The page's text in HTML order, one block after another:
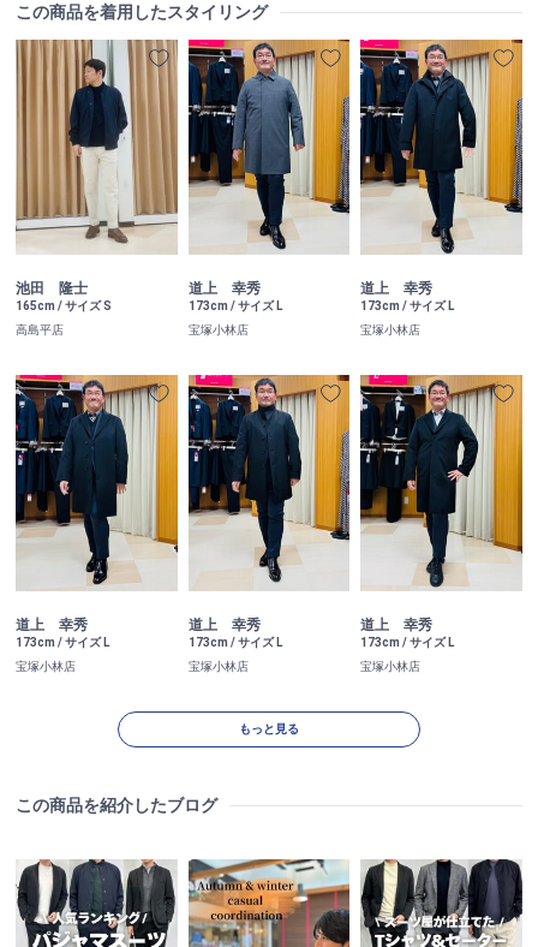
この商品を着用したスタイリング
池田 隆士
165cm / サイズ S
高島平店
道上 幸秀
173cm / サイズ L
宝塚小林店
道上 幸秀
173cm / サイズ L
宝塚小林店
道上 幸秀
173cm / サイズ L
宝塚小林店
道上 幸秀
173cm / サイズ L
宝塚小林店
道上 幸秀
173cm / サイズ L
宝塚小林店
もっと見る
この商品を紹介したブログ